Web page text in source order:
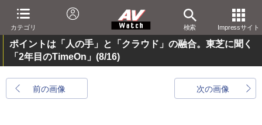
カテゴリ 検索 Impressサイト
ポイントは「人の手」と「クラウド」の融合。東芝に聞く
「2年目のTimeOn」 (8/16)
前の画像 次の画像